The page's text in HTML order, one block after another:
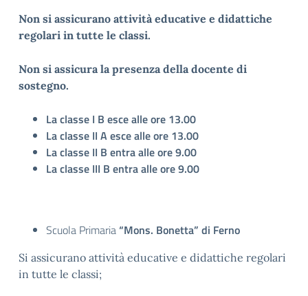
Non si assicurano attività educative e didattiche
regolari in tutte le classi.
Non si assicura la presenza della docente di
sostegno.
La classe I B esce alle ore 13.00
La classe II A esce alle ore 13.00
La classe II B entra alle ore 9.00
La classe III B entra alle ore 9.00
Scuola Primaria“Mons. Bonetta” di Ferno
Si assicurano attività educative e didattiche regolari
in tutte le classi;